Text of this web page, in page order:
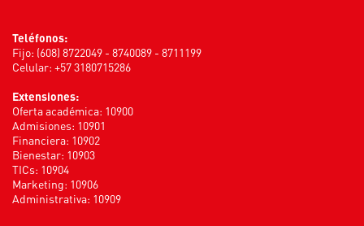
Teléfonos:
Fijo: (608) 8722049 - 8740089 - 8711199
Celular: +57 3180715286
Extensiones:
Oferta académica: 10900
Admisiones: 10901
Financiera: 10902
Bienestar: 10903
TICs: 10904
Marketing: 10906
Administrativa: 10909